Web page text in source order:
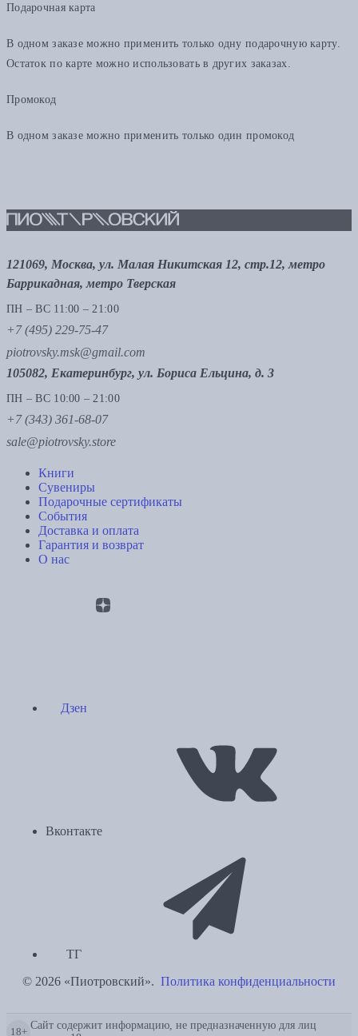
Подарочная карта
В одном заказе можно применить только одну подарочную карту.
Остаток по карте можно использовать в других заказах.
Промокод
В одном заказе можно применить только один промокод
121069, Москва, ул. Малая Никитская 12, стр.12, метро
Баррикадная, метро Тверская
ПН – ВС 11:00 – 21:00
+7 (495) 229-75-47
piotrovsky.msk@gmail.com
105082, Екатеринбург, ул. Бориса Ельцина, д. 3
ПН – ВС 10:00 – 21:00
+7 (343) 361-68-07
sale@piotrovsky.store
Книги
Сувениры
Подарочные сертификаты
События
Доставка и оплата
Гарантия и возврат
О нас
Дзен
Вконтакте
ТГ
© 2026 «Пиотровский». Политика конфиденциальности
18+
Сайт содержит информацию, не предназначенную для лиц